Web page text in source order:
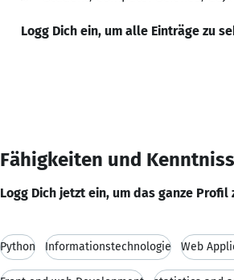
Logg Dich ein, um alle Einträge zu
Fähigkeiten und
Logg Dich jetzt ein, um das ganze Profil
Python Informationstechnologie Web